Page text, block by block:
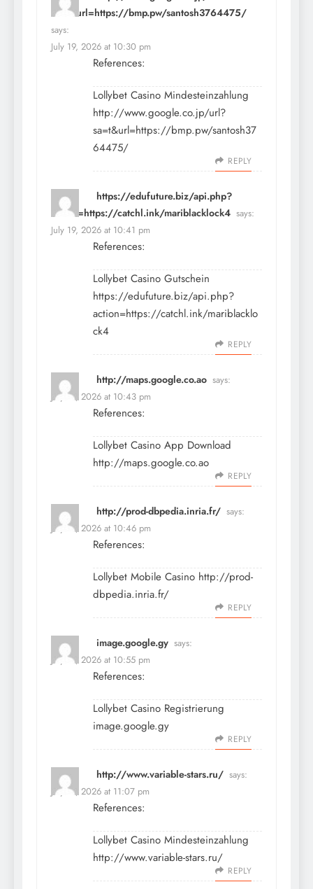
sa=t&url=https://bmp.pw/santosh3764475/
says:
July 19, 2026 at 10:30 pm
References:
Lollybet Casino Mindesteinzahlung
http://www.google.co.jp/url?
sa=t&url=https://bmp.pw/santosh37
64475/
REPLY
https://edufuture.biz/api.php?
action=https://catchl.ink/mariblacklock4 says:
July 19, 2026 at 10:41 pm
References:
Lollybet Casino Gutschein
https://edufuture.biz/api.php?
action=https://catchl.ink/mariblacklo
ck4
REPLY
http://maps.google.co.ao says:
July 19, 2026 at 10:43 pm
References:
Lollybet Casino App Download
http://maps.google.co.ao
REPLY
http://prod-dbpedia.inria.fr/ says:
July 19, 2026 at 10:46 pm
References:
Lollybet Mobile Casino http://prod-
dbpedia.inria.fr/
REPLY
image.google.gy says:
July 19, 2026 at 10:55 pm
References:
Lollybet Casino Registrierung
image.google.gy
REPLY
http://www.variable-stars.ru/ says:
July 19, 2026 at 11:07 pm
References:
Lollybet Casino Mindesteinzahlung
http://www.variable-stars.ru/
REPLY